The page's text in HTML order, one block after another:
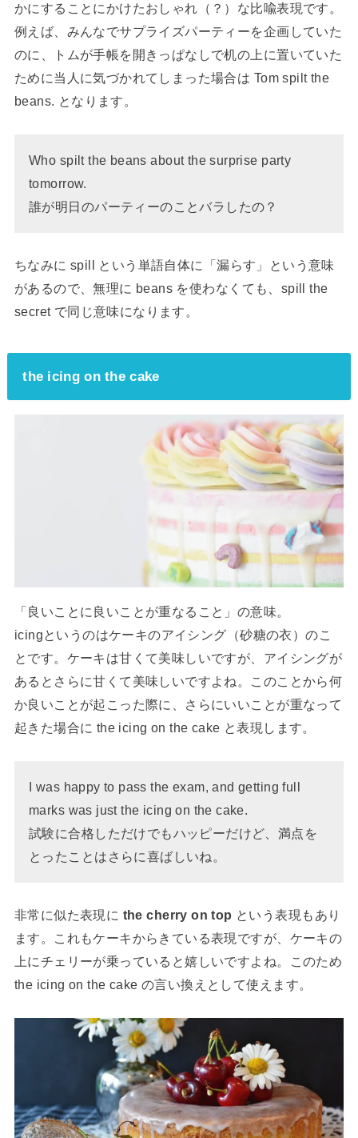
かにすることにかけたおしゃれ（？）な比喩表現です。
例えば、みんなでサプライズパーティーを企画していた
のに、トムが手帳を開きっぱなしで机の上に置いていた
ために当人に気づかれてしまった場合は Tom spilt the
beans. となります。
Who spilt the beans about the surprise party
tomorrow.
誰が明日のパーティーのことバラしたの？
ちなみに spill という単語自体に「漏らす」という意味
があるので、無理に beans を使わなくても、spill the
secret で同じ意味になります。
the icing on the cake
「良いことに良いことが重なること」の意味。
icingというのはケーキのアイシング（砂糖の衣）のこ
とです。ケーキは甘くて美味しいですが、アイシングが
あるとさらに甘くて美味しいですよね。このことから何
か良いことが起こった際に、さらにいいことが重なって
起きた場合に the icing on the cake と表現します。
I was happy to pass the exam, and getting full
marks was just the icing on the cake.
試験に合格しただけでもハッピーだけど、満点を
とったことはさらに喜ばしいね。
非常に似た表現に the cherry on top という表現もあり
ます。これもケーキからきている表現ですが、ケーキの
上にチェリーが乗っていると嬉しいですよね。このため
the icing on the cake の言い換えとして使えます。